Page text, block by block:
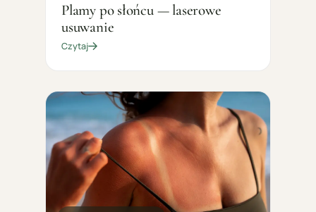
Plamy po słońcu — laserowe
usuwanie
Czytaj